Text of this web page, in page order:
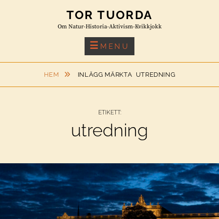
TOR TUORDA
Om Natur-Historia-Aktivism-Kvikkjokk
MENU
HEM INLÄGG MÄRKTA UTREDNING
ETIKETT:
utredning